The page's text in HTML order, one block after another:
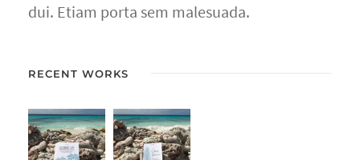
dui. Etiam porta sem malesuada.
RECENT WORKS